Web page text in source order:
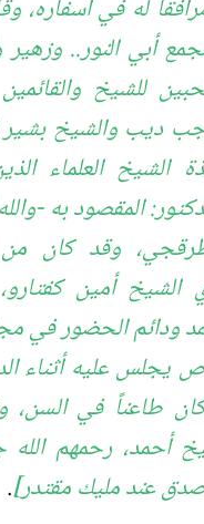
له في أسفاره،
أبي النور..
للشيخ
ديب والشيخ بشير
الشيخ العلماء
المقصود به -
وقد كان من
الشيخ أمين
ودائم الحضور في
عليه أثناء
طاعناً في
أحمد، رحمهم الله
عند مليك مقتدر].